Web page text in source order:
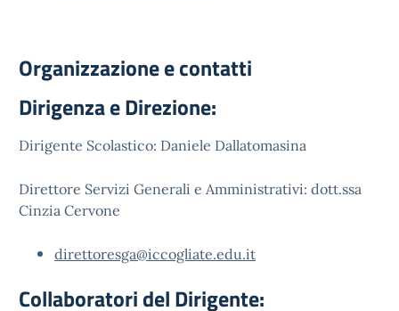
Organizzazione e contatti
Dirigenza e Direzione:
Dirigente Scolastico: Daniele Dallatomasina
Direttore Servizi Generali e Amministrativi: dott.ssa
Cinzia Cervone
direttoresga@iccogliate.edu.it
Collaboratori del Dirigente: